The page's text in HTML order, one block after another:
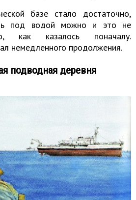
базе стало достаточно,
под водой можно и это не
как казалось поначалу.
немедленного продолжения.
подводная деревня